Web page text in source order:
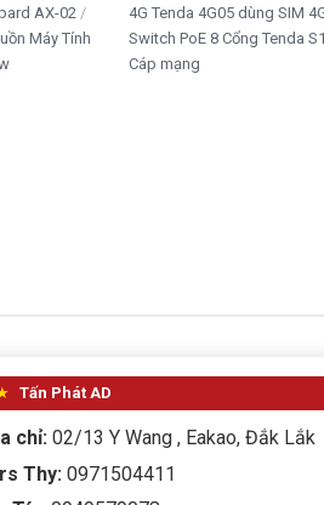
AX-02
Máy Tính
4G Tenda 4G05 dùng SIM
Switch PoE 8 Cổng Tenda
Cáp mạng
Tấn Phát AD
chỉ:02/13 Y Wang , Eakao, Đắk Lắk
Thy: 0971504411